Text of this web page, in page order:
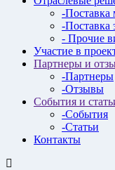
-Поставка
-Поставка
- Прочие
Участие в
Партнеры и
-Партнеры
-Отзывы
События и
-События
-Статьи
Контакты